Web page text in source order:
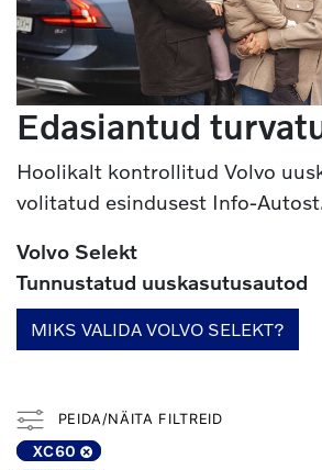
Edasiantud
Hoolikalt kontrollitud Volvo
volitatud esindusest Info-
Volvo Selekt
Tunnustatud uuskasutusautod
MIKS VALIDA VOLVO SELEKT?
PEIDA/NÄITA FILTREID
XC60